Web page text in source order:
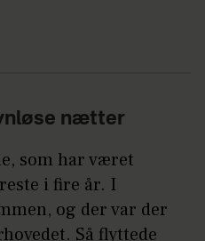
nætter
som har været
i fire år. I
og der var der
Så flyttede